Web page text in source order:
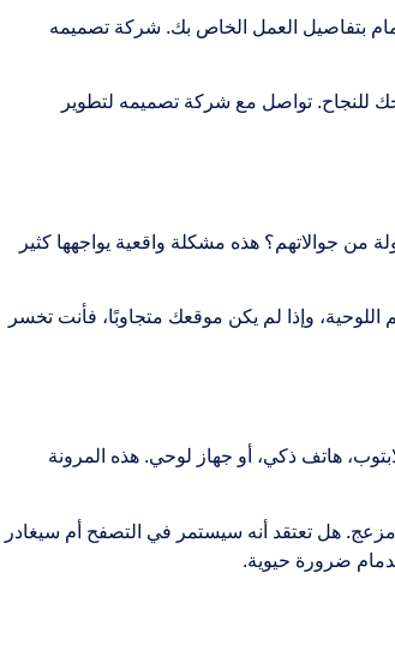
بتفاصيل العمل الخاص بك. شركة تصميمه
للنجاح. تواصل مع شركة تصميمه لتطوير
جوالاتهم؟ هذه مشكلة واقعية يواجهها كثير
وإذا لم يكن موقعك متجاوبًا، فأنت تخسر
هاتف ذكي، أو جهاز لوحي. هذه المرونة
هل تعتقد أنه سيستمر في التصفح أم سيغادر
ضرورة حيوية.